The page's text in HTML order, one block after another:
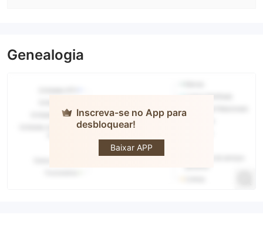
Genealogia
Inscreva-se no App para
desbloquear!
Baixar APP
MIND